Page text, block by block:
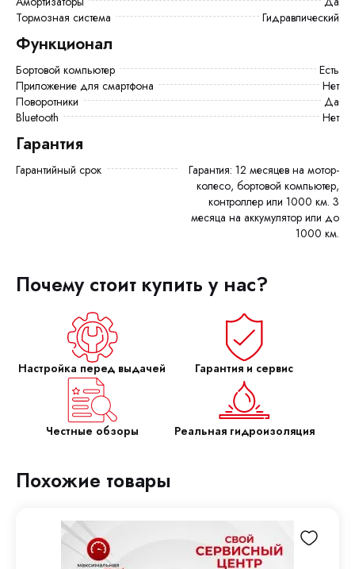
Тормозная система
Гидравлический
Функционал
Бортовой компьютер
есть
Приложение для смартфона
Нет
Поворотники
Да
Bluetooth
Нет
Гарантия
Гарантийный срок
Гарантия: 12 месяцев на мотор-
колесо, бортовой компьютер,
контроллер или 1000 км. 3
месяца на аккумулятор или до
1000 км.
Почему стоит купить у нас?
Настройка перед выдачей Гарантия и сервис
Честные обзоры Реальная гидроизоляция
Похожие товары